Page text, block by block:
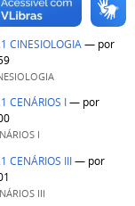
CINESIOLOGIA— por
CENÁRIOS I— por
I
CENÁRIOS III— por
III